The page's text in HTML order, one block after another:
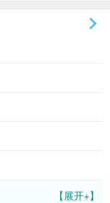
【展开+】